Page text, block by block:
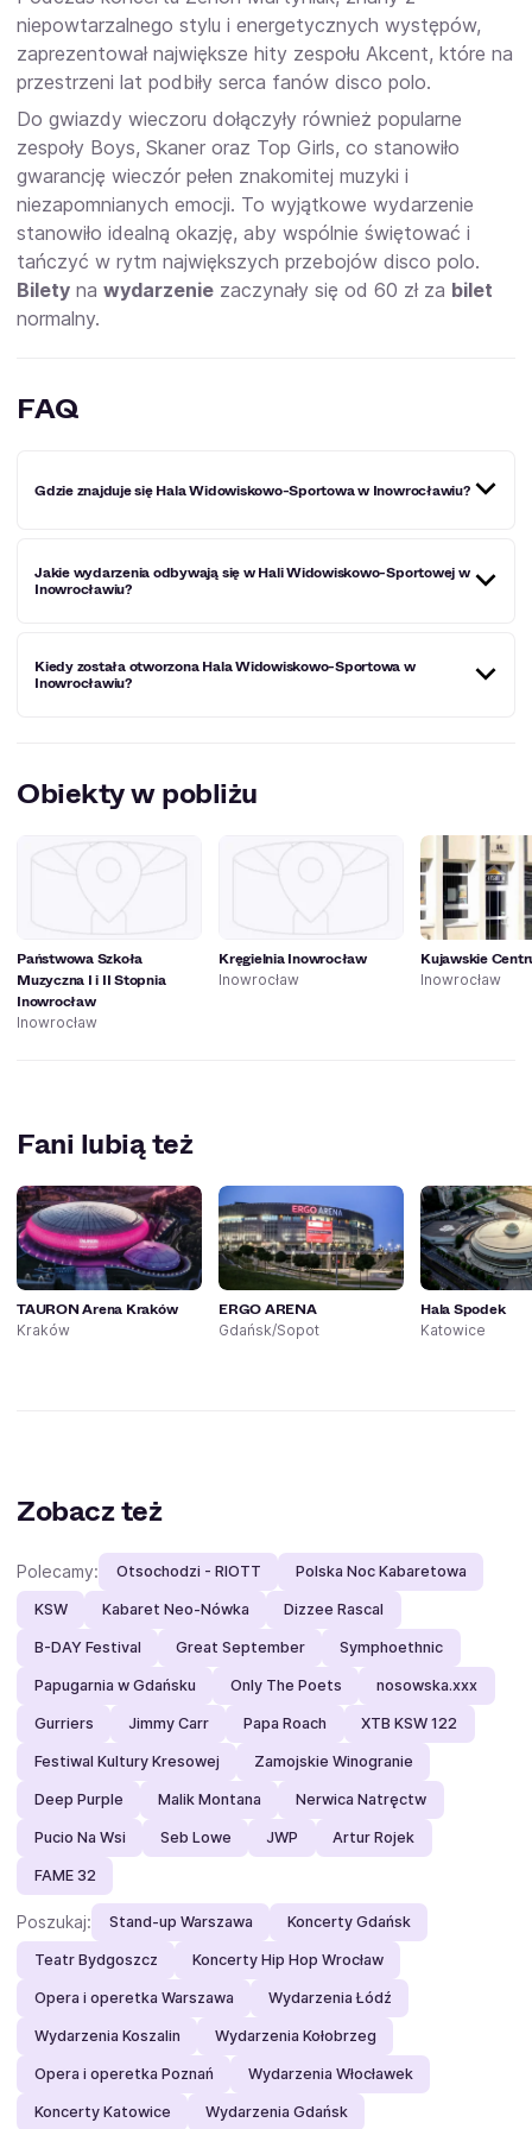
niepowtarzalnego stylu i energetycznych występów,
zaprezentował największe hity zespołu Akcent, które na
przestrzeni lat podbiły serca fanów disco polo.
Do gwiazdy wieczoru dołączyły również popularne
zespoły Boys, Skaner oraz Top Girls, co stanowiło
gwarancję wieczór pełen znakomitej muzyki i
niezapomnianych emocji. To wyjątkowe wydarzenie
stanowiło idealną okazję, aby wspólnie świętować i
tańczyć w rytm największych przebojów disco polo.
Bilety na wydarzenie zaczynały się od 60 zł za bilet
normalny.
FAQ
Gdzie znajduje się Hala Widowiskowo-Sportowa w Inowrocławiu?
przy ulicy Niepodległości 4.
Jakie wydarzenia odbywają się w Hali Widowiskowo-Sportowej w
Inowrocławiu?
Inowrocławiu wydarzenia obejmują zarówno profesjonalne
zawody, jak i działalność amatorskich sekcji. Miejsce to
Kiedy została otworzona Hala Widowiskowo-Sportowa w
Inowrocławiu?
Obiekty w pobliżu
Państwowa Szkoła
Muzyczna I i II Stopnia
Inowrocław
Inowrocław
Kręgielnia Inowrocław
Inowrocław
Kujawskie
Inowrocław
Fani lubią też
TAURON Arena Kraków
Kraków
ERGO ARENA
Gdańsk/Sopot
Hala Spodek
Katowice
Zobacz też
Polecamy: Otsochodzi - RIOTT Polska Noc Kabaretowa
KSW Kabaret Neo-Nówka Dizzee Rascal
B-DAY Festival Great September Symphoethnic
Papugarnia w Gdańsku Only The Poets nosowska.xxx
Gurriers Jimmy Carr Papa Roach XTB KSW 122
Festiwal Kultury Kresowej Zamojskie Winogranie
Deep Purple Malik Montana Nerwica Natręctw
Pucio Na Wsi Seb Lowe JWP Artur Rojek
FAME 32
Poszukaj: Stand-up Warszawa Koncerty Gdańsk
Teatr Bydgoszcz Koncerty Hip Hop Wrocław
Opera i operetka Warszawa Wydarzenia Łódź
Wydarzenia Koszalin Wydarzenia Kołobrzeg
Opera i operetka Poznań Wydarzenia Włocławek
Koncerty Katowice Wydarzenia Gdańsk